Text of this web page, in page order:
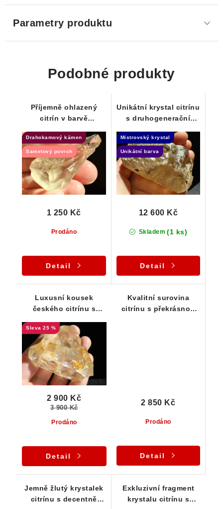
Parametry produktu
Podobné produkty
Příjemně ohlazený
citrín v barvě
drahokamovou
čistototu
Drahokamový kámen
Sametový povrch
Prodáno
1 250 Kč
Detail
Unikátní krystal citrínu
s druhogenerační
Samoléčitel
Mistrovský krystal
Unikátní barva
Skladem (1 ks)
12 600 Kč
Detail
Luxusní kousek
českého citrínu s
25 %
Prodáno
2 900 Kč
3 900 Kč
Detail
Kvalitní surovina
citrínu s překrásnou
Prodáno
2 850 Kč
Detail
Jemně žlutý krystalek
citrínu s decentně
Exkluzivní fragment
krystalu citrínu s